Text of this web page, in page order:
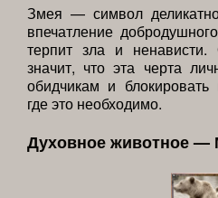
Змея — символ
впечатление
терпит зла и
значит, что эта черта
обидчикам и блокировать
где это необходимо.
Духовное животное —